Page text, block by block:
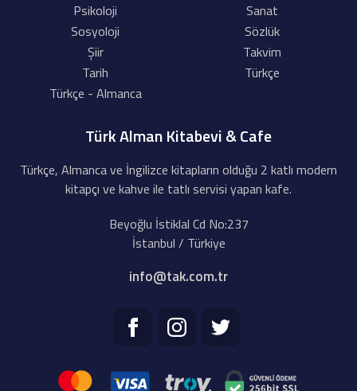
Psikoloji
Sanat
Sosyoloji
Sözlük
Şiir
Takvim
Tarih
Türkçe
Türkçe - Almanca
Türk Alman Kitabevi & Cafe
Türkçe, Almanca ve İngilizce kitapların olduğu 2 katlı modern
kitapçı ve kahve ile tatlı servisi yapan kafe.
Beyoğlu İstiklal Cd No:237
İstanbul / Türkiye
info@tak.com.tr